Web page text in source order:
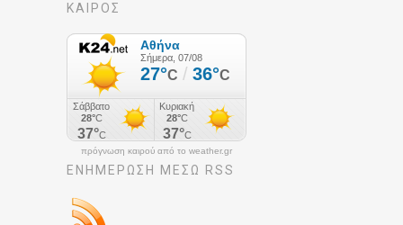
ΚΑΙΡΟΣ
πρόγνωση καιρού από το weather.gr
ΕΝΗΜΈΡΩΣΉ ΜΕΣΩ RSS